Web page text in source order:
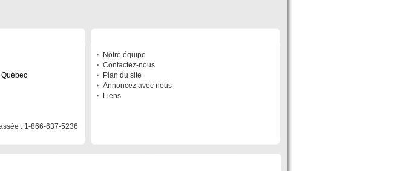
: 1-866-637-5236
Notre équipe
Contactez-nous
Plan du site
Annoncez avec nous
Liens